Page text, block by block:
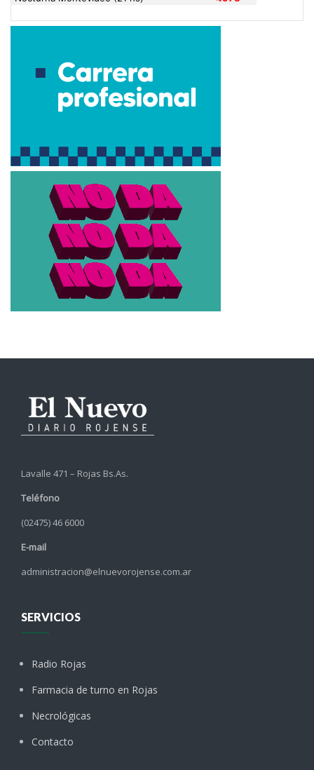
Lavalle 471 – Rojas Bs.As.
Teléfono
(02475) 46 6000
E-mail
administracion@elnuevorojense.com.ar
SERVICIOS
Radio Rojas
Farmacia de turno en Rojas
Necrológicas
Contacto